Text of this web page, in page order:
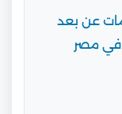
عن بعد
في مصر